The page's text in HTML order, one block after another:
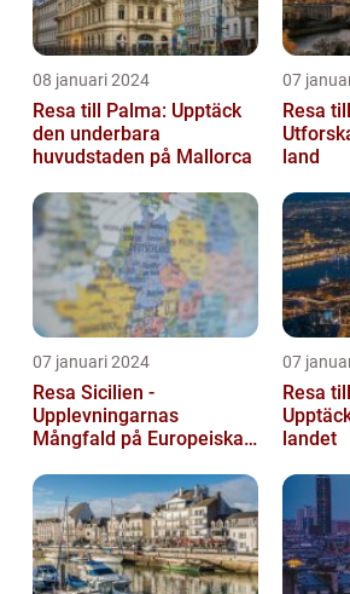
08 januari 2024
Resa till Palma: Upptäck
den underbara
huvudstaden på Mallorca
07
Resa
land
07 januari 2024
Resa Sicilien -
Upplevningarnas
Mångfald på Europeiska
07
Resa
landet